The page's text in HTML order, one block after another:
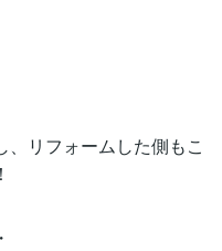
リフォームした側もこ